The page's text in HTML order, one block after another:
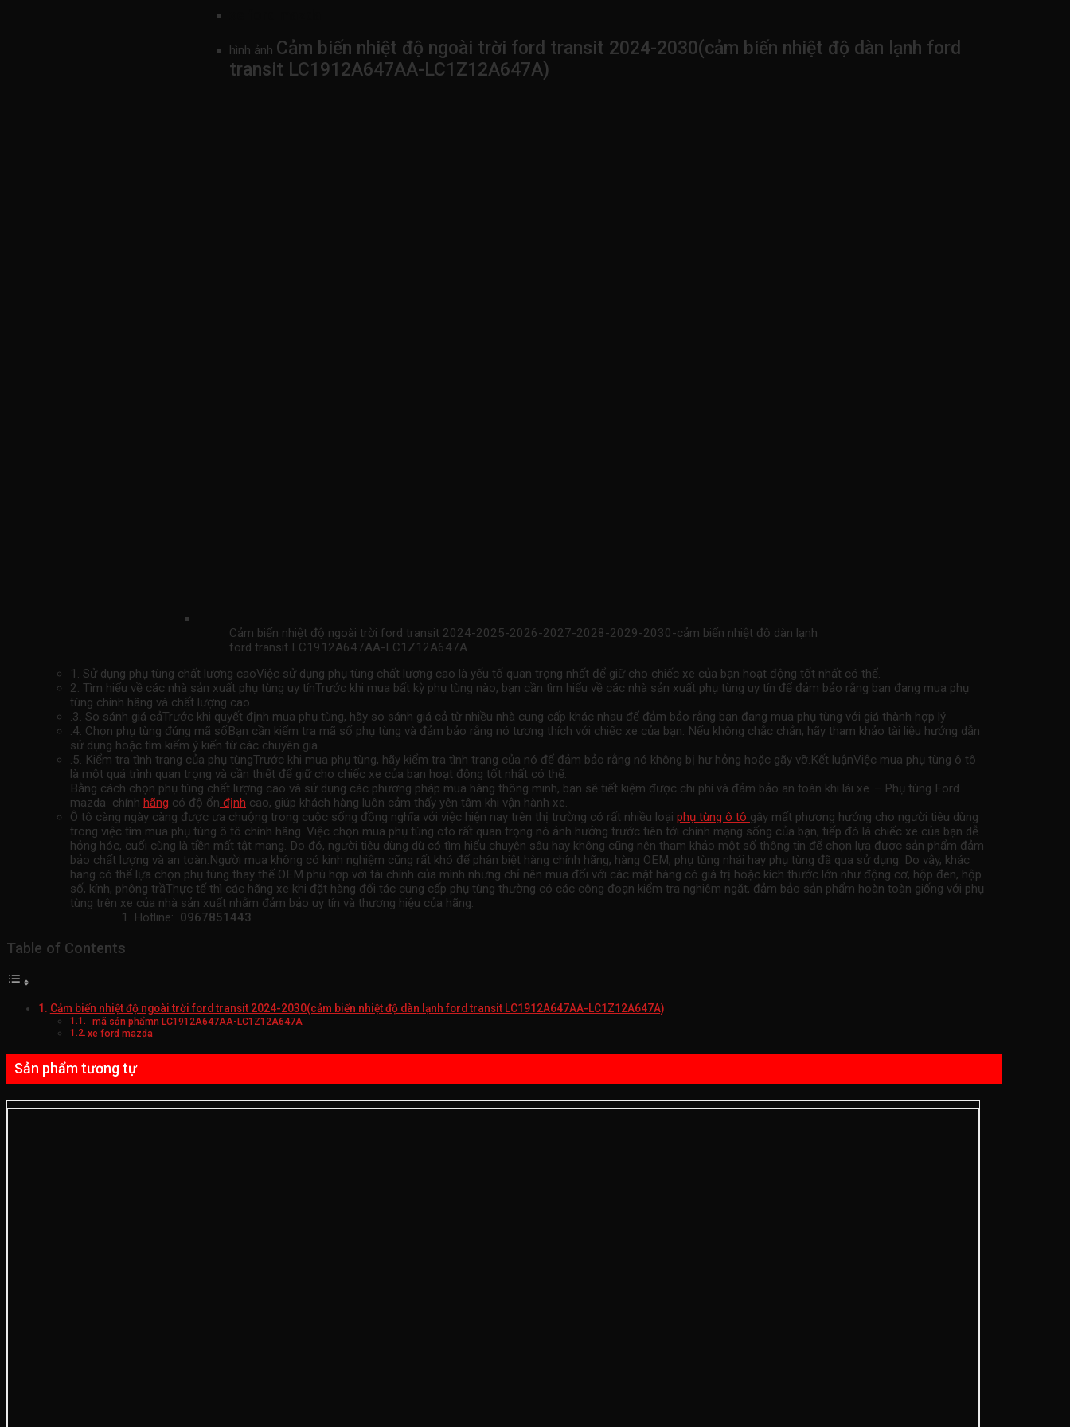
hình ảnh Cảm biến nhiệt độ ngoài trời ford transit 2024-2030(cảm biến nhiệt độ dàn lạnh ford
transit LC1912A647AA-LC1Z12A647A)
Cảm biến nhiệt độ ngoài trời ford transit 2024-2025-2026-2027-2028-2029-2030-cảm biến nhiệt độ dàn lạnh
ford transit LC1912A647AA-LC1Z12A647A
1. Sử dụng phụ tùng chất lượng caoViệc sử dụng phụ tùng chất lượng cao là yếu tố quan trọng nhất để giữ cho chiếc xe của bạn hoạt động tốt nhất có thể.
2. Tìm hiểu về các nhà sản xuất phụ tùng uy tínTrước khi mua bất kỳ phụ tùng nào, bạn cần tìm hiểu về các nhà sản xuất phụ tùng uy tín để đảm bảo rằng bạn đang mua phụ
tùng chính hãng và chất lượng cao
.3. So sánh giá cảTrước khi quyết định mua phụ tùng, hãy so sánh giá cả từ nhiều nhà cung cấp khác nhau để đảm bảo rằng bạn đang mua phụ tùng với giá thành hợp lý
.4. Chọn phụ tùng đúng mã sốBạn cần kiểm tra mã số phụ tùng và đảm bảo rằng nó tương thích với chiếc xe của bạn. Nếu không chắc chắn, hãy tham khảo tài liệu hướng dẫn
sử dụng hoặc tìm kiếm ý kiến ​​từ các chuyên gia
.5. Kiểm tra tình trạng của phụ tùngTrước khi mua phụ tùng, hãy kiểm tra tình trạng của nó để đảm bảo rằng nó không bị hư hỏng hoặc gãy vỡ.Kết luậnViệc mua phụ tùng ô tô
là một quá trình quan trọng và cần thiết để giữ cho chiếc xe của bạn hoạt động tốt nhất có thể.
Bằng cách chọn phụ tùng chất lượng cao và sử dụng các phương pháp mua hàng thông minh, bạn sẽ tiết kiệm được chi phí và đảm bảo an toàn khi lái xe..– Phụ tùng Ford
mazda chính hãng có độ ổn định cao, giúp khách hàng luôn cảm thấy yên tâm khi vận hành xe.
Ô tô càng ngày càng được ưa chuộng trong cuộc sống đồng nghĩa với việc hiện nay trên thị trường có rất nhiều loại phụ tùng ô tô gây mất phương hướng cho người tiêu dùng
trong việc tìm mua phụ tùng ô tô chính hãng. Việc chọn mua phụ tùng oto rất quan trọng nó ảnh hưởng trước tiên tới chính mạng sống của bạn, tiếp đó là chiếc xe của bạn dễ
hỏng hóc, cuối cùng là tiền mất tật mang. Do đó, người tiêu dùng dù có tìm hiểu chuyên sâu hay không cũng nên tham khảo một số thông tin để chọn lựa được sản phẩm đảm
bảo chất lượng và an toàn.Người mua không có kinh nghiệm cũng rất khó để phân biệt hàng chính hãng, hàng OEM, phụ tùng nhái hay phụ tùng đã qua sử dụng. Do vậy, khác
hang có thể lựa chọn phụ tùng thay thế OEM phù hợp với tài chính của mình nhưng chỉ nên mua đối với các mặt hàng có giá trị hoặc kích thước lớn như động cơ, hộp đen, hộp
số, kính, phông trầThực tế thì các hãng xe khi đặt hàng đối tác cung cấp phụ tùng thường có các công đoạn kiểm tra nghiêm ngặt, đảm bảo sản phẩm hoàn toàn giống với phụ
tùng trên xe của nhà sản xuất nhằm đảm bảo uy tín và thương hiệu của hãng.
Hotline: 0967851443
Table of Contents
Cảm biến nhiệt độ ngoài trời ford transit 2024-2030(cảm biến nhiệt độ dàn lạnh ford transit LC1912A647AA-LC1Z12A647A)
mã sản phẩmn LC1912A647AA-LC1Z12A647A
xe ford mazda
Sản phẩm tương tự